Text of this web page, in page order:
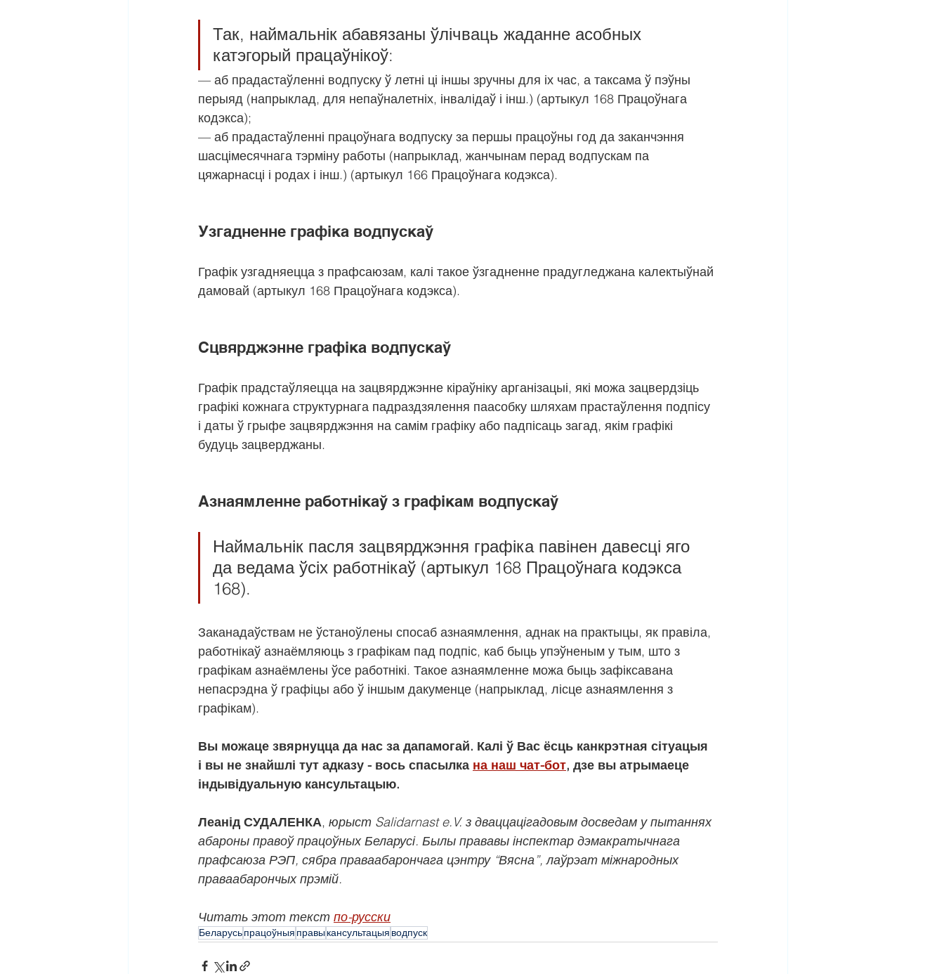
Так, наймальнік абавязаны ўлічваць жаданне асобных
катэгорый працаўнікоў:
— аб прадастаўленні водпуску ў летні ці іншы зручны для іх час, а таксама ў пэўны
перыяд (напрыклад, для непаўналетніх, інвалідаў і інш.) (артыкул 168 Працоўнага
кодэкса);
— аб прадастаўленні працоўнага водпуску за першы працоўны год да заканчэння
шасцімесячнага тэрміну работы (напрыклад, жанчынам перад водпускам па
цяжарнасці і родах і інш.) (артыкул 166 Працоўнага кодэкса).
Узгадненне графіка водпускаў
Графік узгадняецца з прафсаюзам, калі такое ўзгадненне прадугледжана калектыўнай
дамовай (артыкул 168 Працоўнага кодэкса).
Сцвярджэнне графіка водпускаў
Графік прадстаўляецца на зацвярджэнне кіраўніку арганізацыі, які можа зацвердзіць
графікі кожнага структурнага падраздзялення паасобку шляхам прастаўлення подпісу
і даты ў грыфе зацвярджэння на самім графіку або падпісаць загад, якім графікі
будуць зацверджаны.
Азнаямленне работнікаў з графікам водпускаў
Наймальнік пасля зацвярджэння графіка павінен давесці яго
да ведама ўсіх работнікаў (артыкул 168 Працоўнага кодэкса
168).
Заканадаўствам не ўстаноўлены спосаб азнаямлення, аднак на практыцы, як правіла,
работнікаў азнаёмляюць з графікам пад подпіс, каб быць упэўненым у тым, што з
графікам азнаёмлены ўсе работнікі. Такое азнаямленне можа быць зафіксавана
непасрэдна ў графіцы або ў іншым дакуменце (напрыклад, лісце азнаямлення з
графікам).
Вы можаце звярнуцца да нас за дапамогай. Калі ў Вас ёсць канкрэтная сітуацыя
і вы не знайшлі тут адказу - вось спасылка на наш чат-бот, дзе вы атрымаеце
індывідуальную кансультацыю.
Леанід СУДАЛЕНКА, юрыст Salidarnast e.V. з дваццацігадовым досведам у пытаннях
абароны правоў працоўных Беларусі. Былы прававы інспектар дэмакратычнага
прафсаюза РЭП, сябра праваабарончага цэнтру “Вясна”, лаўрэат міжнародных
праваабарончых прэмій.
Читать этот текст по-русски
Беларусьпрацоўныя правыкансультацыя водпуск